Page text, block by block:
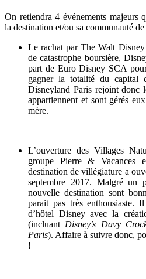
On retiendra 4 événements majeurs
la destination et/ou sa communauté de
Le rachat par The Walt
de catastrophe boursière,
part de Euro Disney SCA
gagner la totalité du
Disneyland Paris rejoint donc
appartiennent et sont gérés
mère.
L’ouverture des Villages
groupe Pierre & Vacances
destination de villégiature a
septembre 2017. Malgré un
nouvelle destination sont
parait pas très enthousiaste.
d’hôtel Disney avec la
(incluant Disney’s Davy
Paris). Affaire à suivre donc,
!